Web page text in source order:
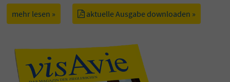
mehr lesen » aktuelle Ausgabe downloaden »